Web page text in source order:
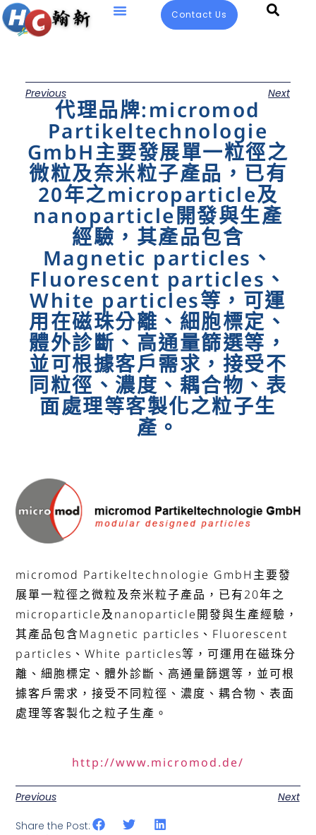
Contact Us
Previous Next
代理品牌:micromod
Partikeltechnologie
GmbH主要發展單一粒徑之
微粒及奈米粒子產品，已有
20年之microparticle及
nanoparticle開發與生產
經驗，其產品包含
Magnetic particles、
Fluorescent particles、
White particles等，可運
用在磁珠分離、細胞標定、
體外診斷、高通量篩選等，
並可根據客戶需求，接受不
同粒徑、濃度、耦合物、表
面處理等客製化之粒子生
產。
micromod Partikeltechnologie GmbH主要發
展單一粒徑之微粒及奈米粒子產品，已有20年之
microparticle及nanoparticle開發與生產經驗，
其產品包含Magnetic particles、Fluorescent
particles、White particles等，可運用在磁珠分
離、細胞標定、體外診斷、高通量篩選等，並可根
據客戶需求，接受不同粒徑、濃度、耦合物、表面
處理等客製化之粒子生產。
http://www.micromod.de/
Previous Next
Share the Post: